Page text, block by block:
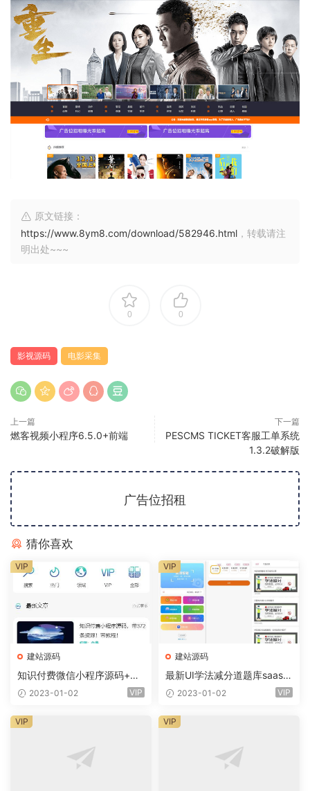
原文链接：
https://www.8ym8.com/download/582946.html ，转载请注
明出处~~~
0 0
影视源码 电影采集
上一篇
燃客视频小程序6.5.0+前端
下一篇
PESCMS TICKET客服工单系统
1.3.2破解版
广告位招租
猜你喜欢
建站源码
知识付费微信小程序源码+前
端+教程
2023-01-02 VIP
VIP
建站源码
最新UI学法减分道题库saas系
统商业专业版小程序+前端
2023-01-02 VIP
VIP
VIP VIP